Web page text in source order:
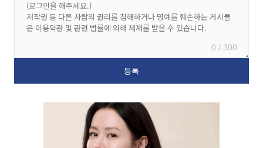
0 / 300